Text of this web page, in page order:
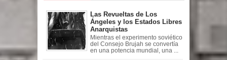
Las Revueltas de Los
Ángeles y los Estados Libres
Anarquistas
Mientras el experimento soviético
del Consejo Brujah se convertía
en una potencia mundial, una ...